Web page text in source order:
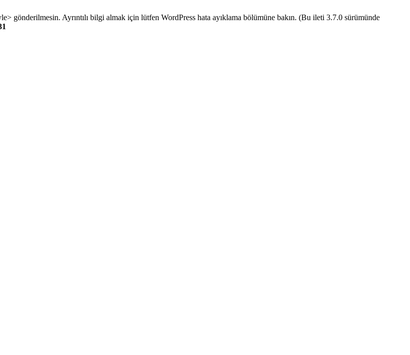
gönderilmesin. Ayrıntılı bilgi almak için lütfen WordPress hata ayıklama bölümüne bakın. (Bu ileti 3.7.0 sürümünde